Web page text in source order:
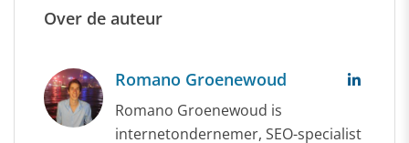
Over de auteur
Romano Groenewoud
Romano Groenewoud is
internetondernemer, SEO-specialist